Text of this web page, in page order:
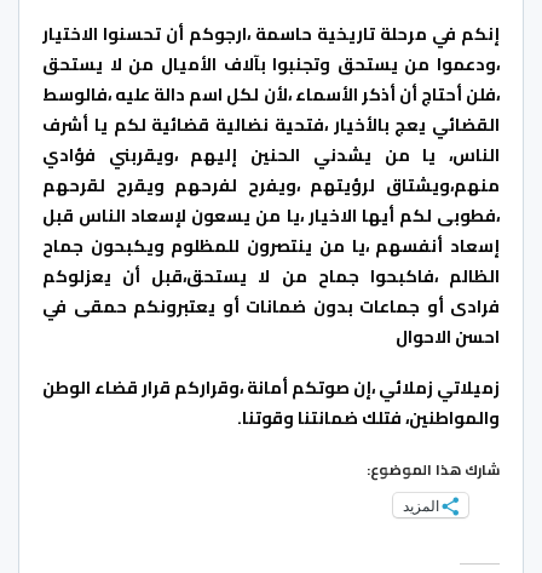
إنكم في مرحلة تاريخية حاسمة ،ارجوكم أن تحسنوا الاختيار
،ودعموا من يستحق وتجنبوا بآلاف الأميال من لا يستحق
،فلن أحتاج أن أذكر الأسماء ،لأن لكل اسم دالة عليه ،فالوسط
القضائي يعج بالأخيار ،فتحية نضالية قضائية لكم يا أشرف
الناس، يا من يشدني الحنين إليهم ،ويقربني فؤادي
منهم،ويشتاق لرؤيتهم ،ويفرح لفرحهم ويقرح لقرحهم
،فطوبى لكم أيها الاخيار ،يا من يسعون لإسعاد الناس قبل
إسعاد أنفسهم ،يا من ينتصرون للمظلوم ويكبحون جماح
الظالم ،فاكبحوا جماح من لا يستحق،قبل أن يعزلوكم
فرادى أو جماعات بدون ضمانات أو يعتبرونكم حمقى في
احسن الاحوال
زميلاتي زملائي ،إن صوتكم أمانة ،وقراركم قرار قضاء الوطن
والمواطنين، فتلك ضمانتنا وقوتنا.
شارك هذا الموضوع:
المزيد